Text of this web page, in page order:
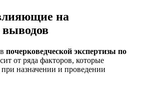
на
выводов
почерковедческой экспертизы по
от ряда факторов, которые
назначении и проведении